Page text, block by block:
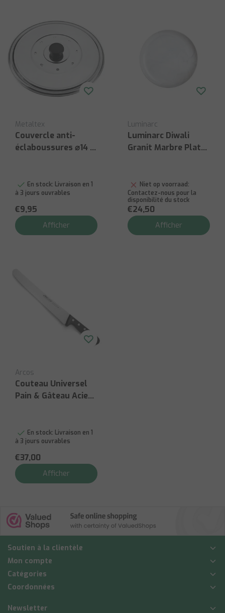
Metaltex
Couvercle anti-
éclaboussures ⌀14 à
En stock: Livraison en 1
à 3 jours ouvrables
€9,95
Afficher
Luminarc
Luminarc Diwali
Granit Marbre Plat
Niet op voorraad:
Contactez-nous pour la
disponibilité du stock
€24,50
Afficher
Arcos
Couteau Universel
Pain & Gâteau Acier
En stock: Livraison en 1
à 3 jours ouvrables
€37,00
Afficher
Soutien à la clientèle
Mon compte
Catégories
Coordonnées
Newsletter